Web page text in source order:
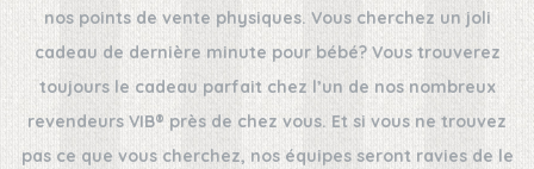
nos points de vente physiques. Vous cherchez un joli
cadeau de dernière minute pour bébé? Vous trouverez
toujours le cadeau parfait chez l’un de nos nombreux
revendeurs VIB® près de chez vous. Et si vous ne trouvez
pas ce que vous cherchez, nos équipes seront ravies de le